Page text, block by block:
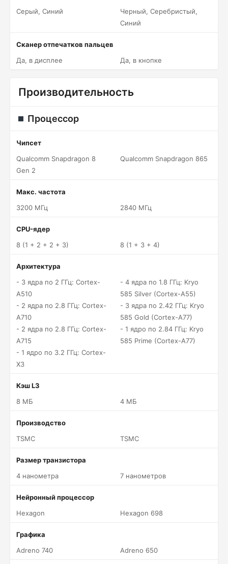
Серый, Синий
Черный, Серебристый,
Синий
Сканер отпечатков пальцев
Да, в дисплее
Да, в кнопке
Производительность
Процессор
Чипсет
Qualcomm Snapdragon 8
Gen 2
Qualcomm Snapdragon 865
Макс. частота
3200 МГц
2840 МГц
CPU-ядер
8 (1 + 2 + 2 + 3)
8 (1 + 3 + 4)
Архитектура
- 3 ядра по 2 ГГц: Cortex-
A510
- 2 ядра по 2.8 ГГц: Cortex-
A710
- 2 ядра по 2.8 ГГц: Cortex-
A715
- 1 ядро по 3.2 ГГц: Cortex-
X3
- 4 ядра по 1.8 ГГц: Kryo
585 Silver (Cortex-A55)
- 3 ядра по 2.42 ГГц: Kryo
585 Gold (Cortex-A77)
- 1 ядро по 2.84 ГГц: Kryo
585 Prime (Cortex-A77)
Кэш L3
8 МБ
4 МБ
Производство
TSMC
TSMC
Размер транзистора
4 нанометра
7 нанометров
Нейронный процессор
Hexagon
Hexagon 698
Графика
Adreno 740
Adreno 650